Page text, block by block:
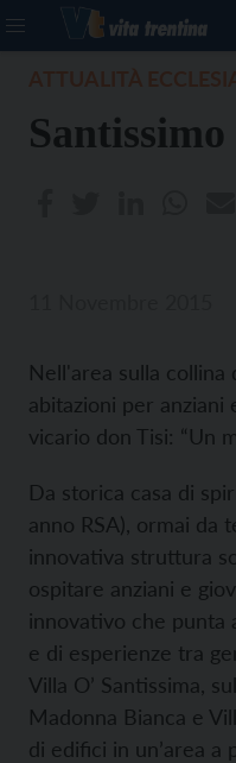
Nell'area sulla collina
abitazioni per anziani
vicario don Tisi: “Un
Da storica casa di
anno RSA), ormai da
innovativa struttura
ospitare anziani e
innovativo che punta
e di esperienze tra
Villa O’ Santissima,
Madonna Bianca e
di edifici in un’area a